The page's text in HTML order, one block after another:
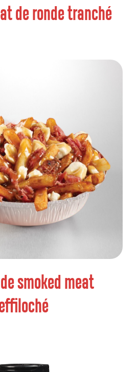
de ronde tranché
smoked meat